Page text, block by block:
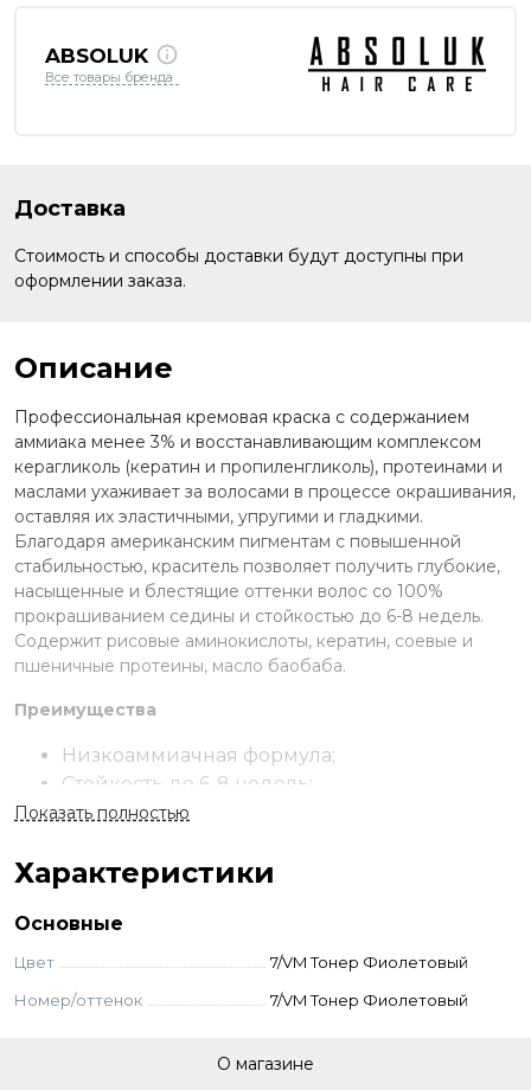
ABSOLUK
Все товары бренда
Доставка
Стоимость и способы доставки будут доступны при
оформлении заказа.
Описание
Профессиональная кремовая краска с содержанием
аммиака менее 3% и восстанавливающим комплексом
керагликоль (кератин и пропиленгликоль), протеинами и
маслами ухаживает за волосами в процессе окрашивания,
оставляя их эластичными, упругими и гладкими.
Благодаря американским пигментам с повышенной
стабильностью, краситель позволяет получить глубокие,
насыщенные и блестящие оттенки волос со 100%
прокрашиванием седины и стойкостью до 6-8 недель.
Содержит рисовые аминокислоты, кератин, соевые и
пшеничные протеины, масло баобаба.
Преимущества
Низкоаммиачная формула;
Стойкость до 6-8 недель;
119 оттенков в палитре;
В составе запатентованный комплекс
масло баобаба;
Ухаживает за волосами и кожей.
Применение
в пропорции 1:1,5 до однородной консистенции. Оттенки
Показать полностью
Характеристики
Основные
Цвет
7/VM Тонер Фиолетовый
Номер/оттенок
7/VM Тонер Фиолетовый
О магазине